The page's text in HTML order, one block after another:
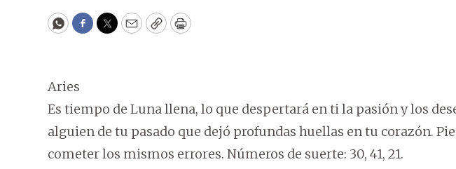
WhatsApp
Facebook
Twitter
EmailCopyPrint
Aries
Es tiempo de Luna llena, lo que despertará en ti la pasión y los
alguien de tu pasado que dejó profundas huellas en tu corazón.
cometer los mismos errores. Números de suerte: 30, 41, 21.